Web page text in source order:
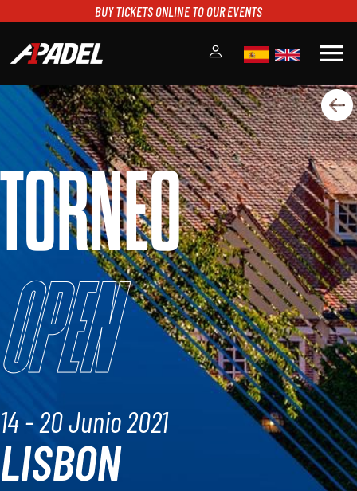
BUY TICKETS ONLINE TO OUR EVENTS
menu
A1PADEL
RANKING
CALENDARIO
TORNEOS
NOTICIAS
MULTIMEDIA
SCOREBOARD
STREAMING
TORNEO
Open
14 - 20 Junio 2021
LISBON